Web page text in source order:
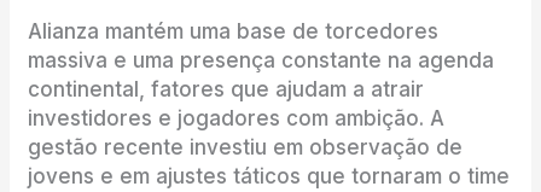
Alianza mantém uma base de torcedores
massiva e uma presença constante na agenda
continental, fatores que ajudam a atrair
investidores e jogadores com ambição. A
gestão recente investiu em observação de
jovens e em ajustes táticos que tornaram o time